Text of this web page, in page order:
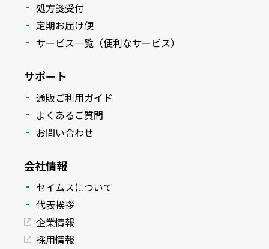
処方箋受付
定期お届け便
サービス一覧（便利なサービス）
サポート
通販ご利用ガイド
よくあるご質問
お問い合わせ
会社情報
セイムスについて
代表挨拶
企業情報
採用情報